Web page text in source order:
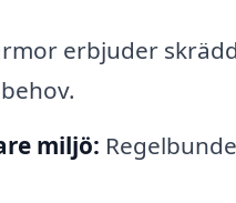
erbjuder
miljö: